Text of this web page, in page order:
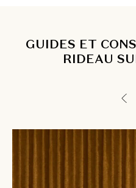
GUIDES ET
RIDEAU